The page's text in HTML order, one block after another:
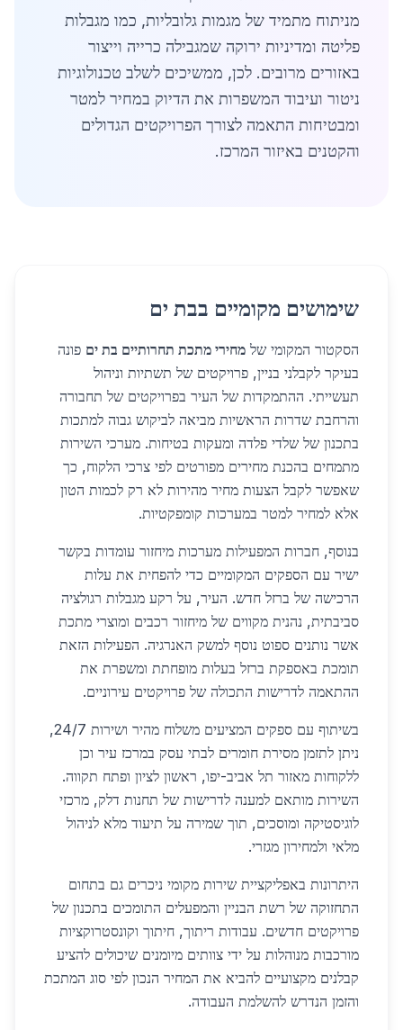
מניתוח מתמיד של מגמות גלובליות, כמו מגבלות
פליטה ומדיניות ירוקה שמגבילה כרייה וייצור
באזורים מרובים. לכן, ממשיכים לשלב טכנולוגיות
ניטור ועיבוד המשפרות את הדיוק במחיר למטר
ומבטיחות התאמה לצורך הפרויקטים הגדולים
והקטנים באיזור המרכז.
שימושים מקומיים בבת ים
הסקטור המקומי של מחירי מתכת תחרותיים בת ים פונה
בעיקר לקבלני בניין, פרויקטים של תשתיות וניהול
תעשייתי. ההתמקדות של העיר בפרויקטים של תחבורה
והרחבת שדרות הראשיות מביאה לביקוש גבוה למתכות
בתכנון של שלדי פלדה ומעקות בטיחות. מערכי השירות
מתמחים בהכנת מחירים מפורטים לפי צרכי הלקוח, כך
שאפשר לקבל הצעות מחיר מהירות לא רק לכמות הטון
אלא למחיר למטר במערכות קומפקטיות.
בנוסף, חברות המפעילות מערכות מיחזור עומדות בקשר
ישיר עם הספקים המקומיים כדי להפחית את עלות
הרכישה של ברזל חדש. העיר, על רקע מגבלות רגולציה
סביבתית, נהנית מקווים של מיחזור רכבים ומוצרי מתכת
אשר נותנים ספוט נוסף למשק האנרגיה. הפעילות הזאת
תומכת באספקת ברזל בעלות מופחתת ומשפרת את
ההתאמה לדרישות התכולה של פרויקטים עירוניים.
בשיתוף עם ספקים המציעים משלוח מהיר ושירות 24/7,
ניתן לתזמן מסירת חומרים לבתי עסק במרכז עיר וכן
ללקוחות מאזור תל אביב-יפו, ראשון לציון ופתח תקווה.
השירות מותאם למענה לדרישות של תחנות דלק, מרכזי
לוגיסטיקה ומוסכים, תוך שמירה על תיעוד מלא לניהול
מלאי ולמחירון מגזרי.
היתרונות באפליקציית שירות מקומי ניכרים גם בתחום
התחזוקה של רשת הבניין והמפעלים התומכים בתכנון של
פרויקטים חדשים. עבודות ריתוך, חיתוך וקונסטרוקציות
מורכבות מנוהלות על ידי צוותים מיומנים שיכולים להציע
קבלנים מקצועיים להביא את המחיר הנכון לפי סוג המתכת
והזמן הנדרש להשלמת העבודה.